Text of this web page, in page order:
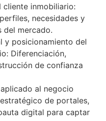
cliente inmobiliario:
necesidades y
del mercado.
y posicionamiento del
Diferenciación,
de confianza
al negocio
de portales,
digital para captar